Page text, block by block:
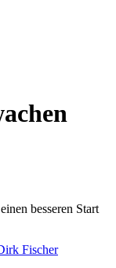
besseren Start
Fischer